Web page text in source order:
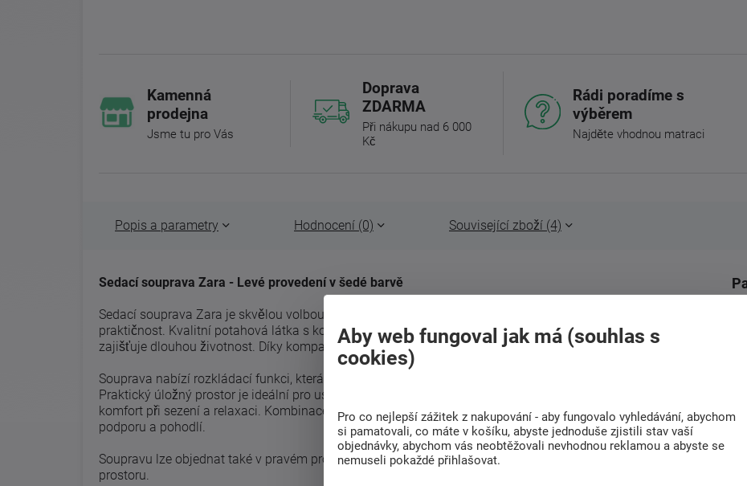
Kamenná
prodejna
Jsme tu pro Vás
Doprava
ZDARMA
Při nákupu nad 6 000
Kč
Rádi poradíme s
výběrem
Najděte vhodnou matraci
Popis a parametry Hodnocení (0) Související zboží (4)
Sedací souprava Zara - Levé provedení v šedé barvě
Sedací souprava Zara je skvělou volbou pro ty, kteří hledají moderní vzhled, pohodlí a
praktičnost. Kvalitní potahová látka s kontrastním prošitím dodává elegantní vzhled a
zajišťuje dlouhou životnost. Díky kompaktním rozměrům je vhodná i do menších interiérů.
Souprava nabízí rozkládací funkci, která umožňuje snadné přeměnění na prostorné lůžko.
Praktický úložný prostor je ideální pro uskladnění lůžkovin. Polohovací opěrka hlavy zvyšuje
komfort při sezení a relaxaci. Kombinace pružin faliste a PUR pěny poskytuje optimální
podporu a pohodlí.
Soupravu lze objednat také v pravém provedení. Čalouněná záda umožňují umístění volně v
prostoru.
Aby web fungoval jak má (souhlas s
cookies)
Pro co nejlepší zážitek z nakupování - aby fungovalo vyhledávání, abychom
si pamatovali, co máte v košíku, abyste jednoduše zjistili stav vaší
objednávky, abychom vás neobtěžovali nevhodnou reklamou a abyste se
nemuseli pokaždé přihlašovat.